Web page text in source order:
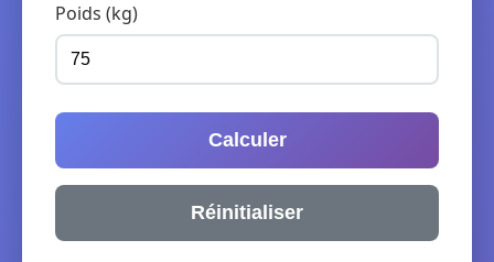
Poids (kg)
Calculer
Réinitialiser